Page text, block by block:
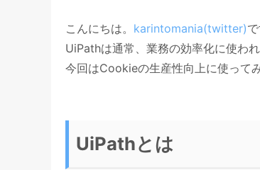
こんにちは。 karintomania(twitter)で
UiPathは通常、業務の効率化に使われ
今回はCookieの生産性向上に使ってみ
UiPathとは